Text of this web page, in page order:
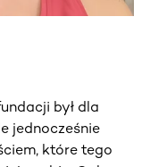
był dla
jednocześnie
które tego